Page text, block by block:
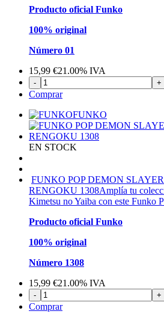
Producto oficial Funko
100% original
Número 01
15,99 €21.00% IVA
- +
Comprar
FUNKO
EN STOCK
FUNKO POP DEMON
RENGOKU 1308Amplía tu
Kimetsu no Yaiba con este Funko
Producto oficial Funko
100% original
Número 1308
15,99 €21.00% IVA
- +
Comprar